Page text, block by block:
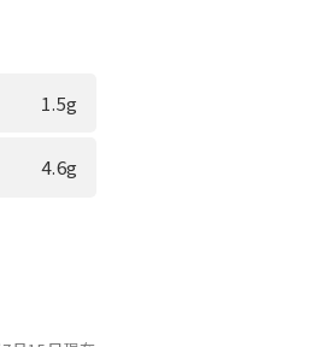
1.5g
4.6g